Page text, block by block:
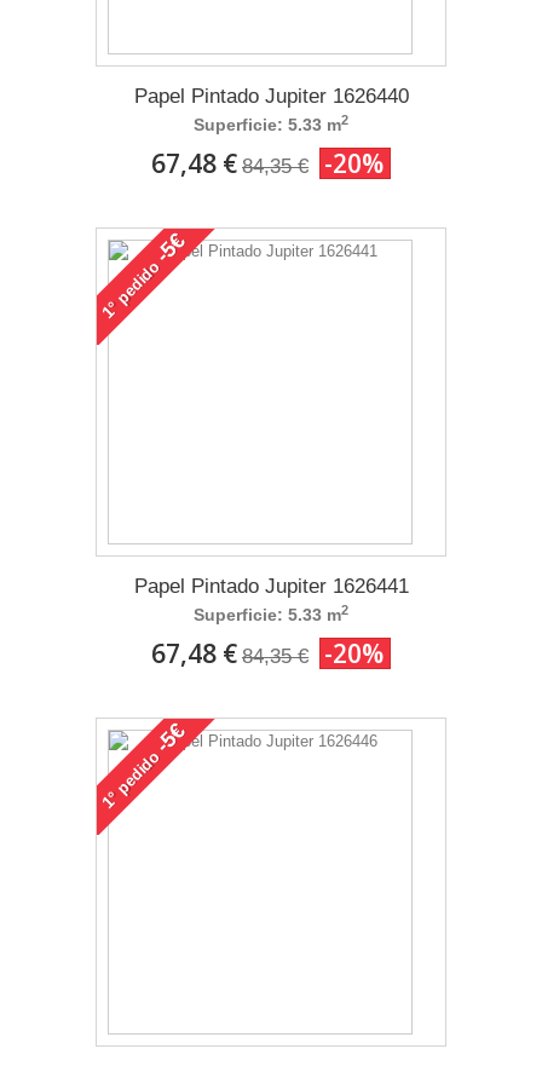
Papel Pintado Jupiter 1626440
Superficie: 5.33 m2
67,48 € 84,35 € -20%
1°
pedido
-5€
Papel Pintado Jupiter 1626441
Superficie: 5.33 m2
67,48 € 84,35 € -20%
1°
pedido
-5€